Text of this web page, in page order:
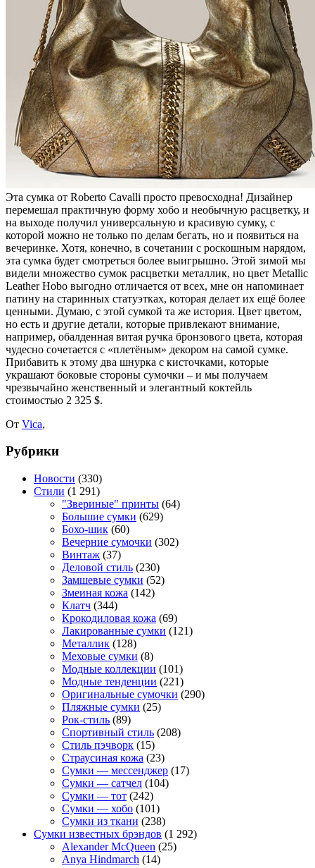
Эта сумка от Roberto Cavalli просто превосходна! Дизайнер
перемешал практичную форму хобо и необычную расцветку, и
на выходе получил универсальную и красивую сумку, с
которой можно не только по делам бегать, но и появиться на
вечеринке. Хотя, конечно, в сочетании с роскошным нарядом,
эта сумка будет смотреться более выигрышно. Этой зимой мы
видели множество сумок расцветки металлик, но цвет Metallic
Leather Hobo выгодно отличается от всех, мне он напоминает
патину на старинных статуэтках, которая делает их ещё более
ценными. Думаю, с этой сумкой та же история. Цвет цветом,
но есть и другие детали, которые привлекают внимание,
например, обалденная витая ручка бронзового цвета, которая
чудесно сочетается с «плетёным» декором на самой сумке.
Прибавить к этому два шнурка с кисточками, которые
украшают боковые стороны сумочки – и мы получаем
чрезвычайно женственный и элегантный коктейль
стоимостью 2 325 $.
От Vica,
Рубрики
Новости (330)
Стили (1 291)
"Звериные" принты (64)
Большие сумки (629)
Бохо-шик (60)
Вечерние сумочки (302)
Винтаж (37)
Деловой стиль (230)
Замшевые сумки (52)
Змеиная кожа (142)
Клатч (344)
Крокодиловая кожа (69)
Лакированные сумки (121)
Металлик (128)
Меховые сумки (8)
Модные коллекции (101)
Модные тенденции (221)
Оригинальные сумочки (290)
Пляжные сумки (25)
Рок-стиль (89)
Спортивный стиль (208)
Стиль пэчворк (15)
Страусиная кожа (23)
Сумки — мессенджер (17)
Сумки — сатчел (104)
Сумки — тот (242)
Сумки — хобо (101)
Сумки из ткани (238)
Сумки известных брэндов (1 292)
Alexander McQueen (25)
Anya Hindmarch (14)